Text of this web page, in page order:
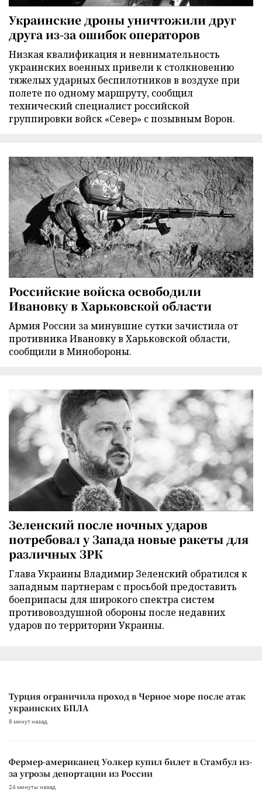
Украинские дроны уничтожили друг
друга из-за ошибок операторов
Низкая квалификация и невнимательность
украинских военных привели к столкновению
тяжелых ударных беспилотников в воздухе при
полете по одному маршруту, сообщил
технический специалист российской
группировки войск «Север» с позывным Ворон.
Российские войска освободили
Ивановку в Харьковской области
Армия России за минувшие сутки зачистила от
противника Ивановку в Харьковской области,
сообщили в Минобороны.
Зеленский после ночных ударов
потребовал у Запада новые ракеты для
различных ЗРК
Глава Украины Владимир Зеленский обратился к
западным партнерам с просьбой предоставить
боеприпасы для широкого спектра систем
противовоздушной обороны после недавних
ударов по территории Украины.
Турция ограничила проход в Черное море после атак
украинских БПЛА
8 минут назад
Фермер-американец Уолкер купил билет в Стамбул из-
за угрозы депортации из России
24 минуты назад